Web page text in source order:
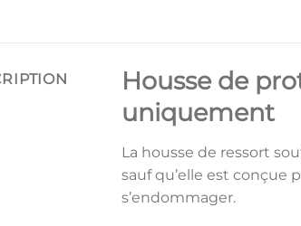
Housse de
uniquement
La housse de ressort
sauf qu’elle est conçue
s’endommager.